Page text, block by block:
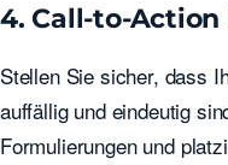
4. Call-to-
Stellen Sie sicher, dass
auffällig und eindeutig
Formulierungen und